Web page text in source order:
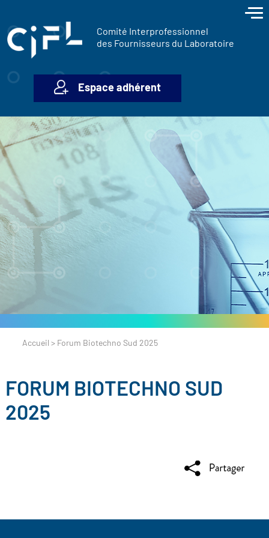
Comité Interprofessionnel
des Fournisseurs du Laboratoire
Espace adhérent
Accueil > Forum Biotechno Sud 2025
FORUM BIOTECHNO SUD
2025